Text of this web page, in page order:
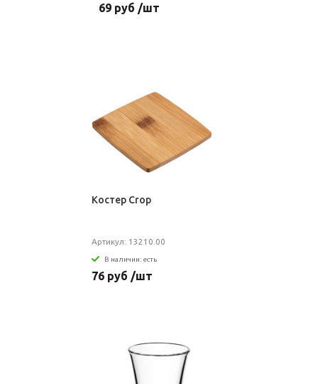
69 руб /шт
Костер Crop
Артикул: 13210.00
В наличии: есть
76 руб /шт